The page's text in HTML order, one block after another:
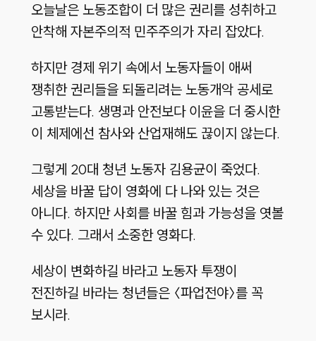
오늘날은 노동조합이 더 많은 권리를 성취하고
안착해 자본주의적 민주주의가 자리 잡았다.
하지만 경제 위기 속에서 노동자들이 애써
쟁취한 권리들을 되돌리려는 노동개악 공세로
고통받는다. 생명과 안전보다 이윤을 더 중시한
이 체제에선 참사와 산업재해도 끊이지 않는다.
그렇게 20대 청년 노동자 김용균이 죽었다.
세상을 바꿀 답이 영화에 다 나와 있는 것은
아니다. 하지만 사회를 바꿀 힘과 가능성을 엿볼
수 있다. 그래서 소중한 영화다.
세상이 변화하길 바라고 노동자 투쟁이
전진하길 바라는 청년들은 〈파업전야〉를 꼭
보시라.